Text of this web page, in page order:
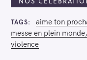
TAGS aime ton
messe en plein monde
violence